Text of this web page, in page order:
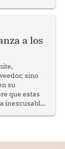
a los
sino
su
que estas
inexcusable
con